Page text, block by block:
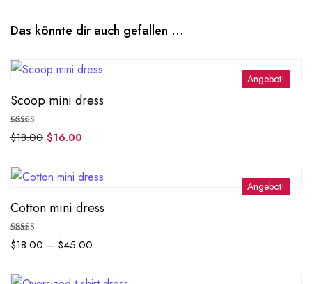
Das könnte dir auch gefallen …
Angebot!
Scoop mini dress
Bewertet mit
5.00
$18.00 $16.00
Angebot!
Cotton mini dress
Bewertet mit
5.00
$18.00 – $45.00